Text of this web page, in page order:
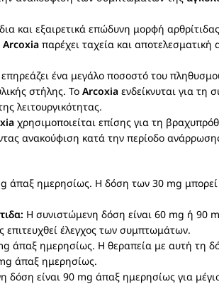
και εξαιρετικά επώδυνη μορφή
Arcoxia παρέχει ταχεία και
ένα μεγάλο ποσοστό του
στήλης. Το Arcoxia ενδείκνυται για τη
λειτουργικότητας.
χρησιμοποιείται επίσης για τη
ανακούφιση κατά την περίοδο
άπαξ ημερησίως. Η δόση των 30 mg
Η συνιστώμενη δόση είναι 60 mg ή 90
επιτευχθεί έλεγχος των συμπτωμάτων.
άπαξ ημερησίως. Η θεραπεία με αυτή τη
άπαξ ημερησίως.
δόση είναι 90 mg άπαξ ημερησίως για